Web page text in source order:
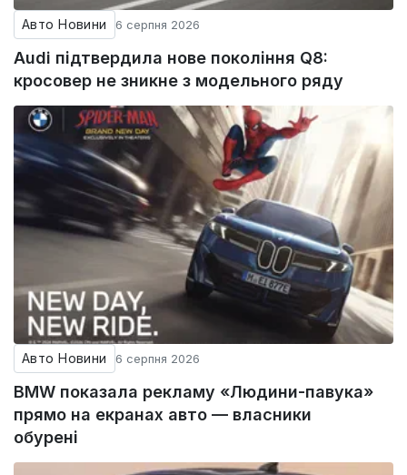
Авто Новини 6 серпня 2026
Audi підтвердила нове покоління Q8:
кросовер не зникне з модельного ряду
Авто Новини 6 серпня 2026
BMW показала рекламу «Людини-павука»
прямо на екранах авто — власники
обурені